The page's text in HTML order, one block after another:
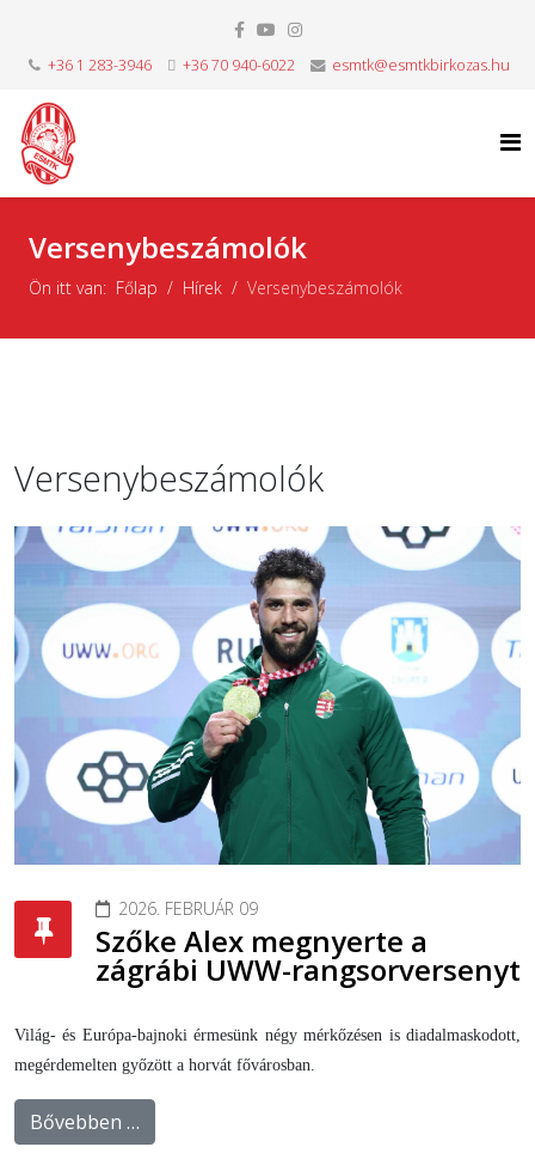
+36 1 283-3946 +36 70 940-6022 esmtk@esmtkbirkozas.hu
Versenybeszámolók
Ön itt van: Főlap Hírek Versenybeszámolók
Versenybeszámolók
2026. FEBRUÁR 09
Szőke Alex megnyerte a
zágrábi UWW-rangsorversenyt
Világ- és Európa-bajnoki érmesünk négy mérkőzésen is diadalmaskodott,
megérdemelten győzött a horvát fővárosban.
Bővebben …